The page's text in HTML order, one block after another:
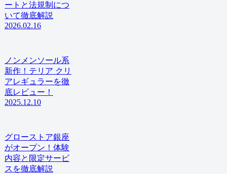
ートと法規制につ
いて徹底解説
2026.02.16
ノンメンソール系
新作！テリア クリ
アレギュラーを徹
底レビュー！
2025.12.10
グローストア銀座
がオープン！体験
内容と限定サービ
スを徹底解説